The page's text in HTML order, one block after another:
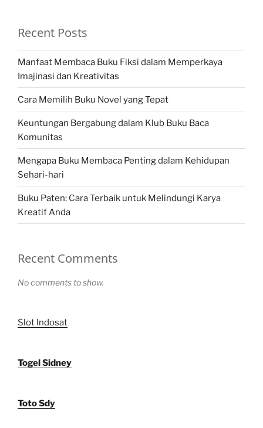
Recent Posts
Manfaat Membaca Buku Fiksi dalam Memperkaya
Imajinasi dan Kreativitas
Cara Memilih Buku Novel yang Tepat
Keuntungan Bergabung dalam Klub Buku Baca
Komunitas
Mengapa Buku Membaca Penting dalam Kehidupan
Sehari-hari
Buku Paten: Cara Terbaik untuk Melindungi Karya
Kreatif Anda
Recent Comments
No comments to show.
Slot Indosat
Togel Sidney
Toto Sdy